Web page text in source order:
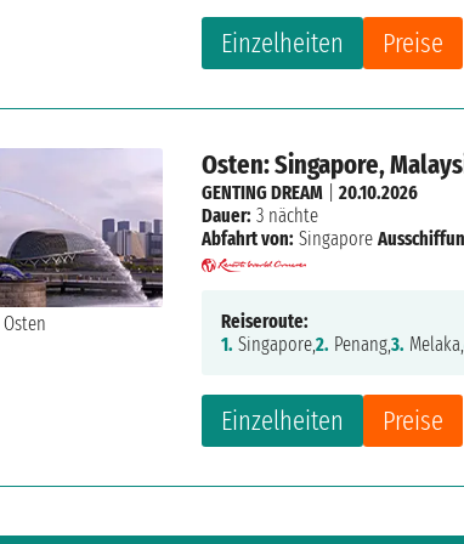
Einzelheiten Preise
Osten: Singapore,
Einzelheiten Preise
GENTING DREAM |20.10.2026
Dauer: 3 nächte
Abfahrt von: Singapore
Reiseroute:
1. Singapore,2. Penang,3. Melaka,